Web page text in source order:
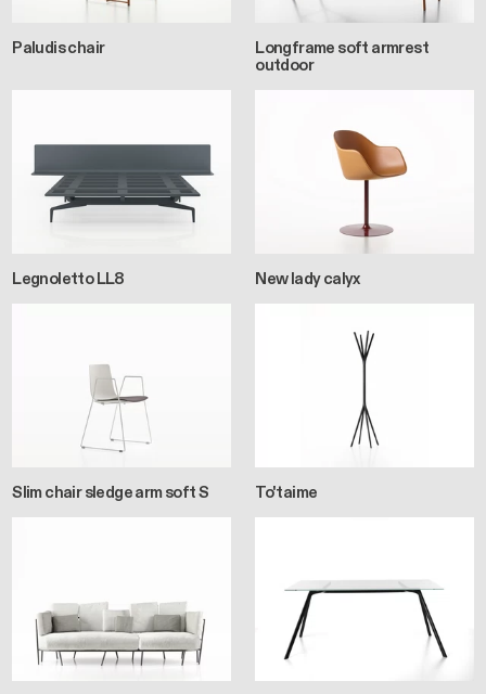
Paludis chair
Longframe soft armrest
outdoor
Legnoletto LL8 New lady calyx
Slim chair sledge arm soft S To'taime